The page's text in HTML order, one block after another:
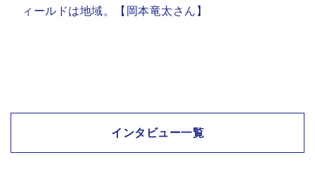
ィールドは地域。【岡本竜太さん】
インタビュー一覧